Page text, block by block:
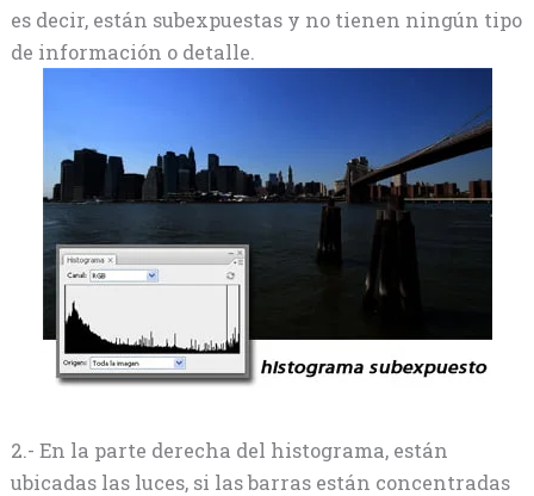
es decir, están subexpuestas y no tienen ningún tipo
de información o detalle.
2.- En la parte derecha del histograma, están
ubicadas las luces, si las barras están concentradas